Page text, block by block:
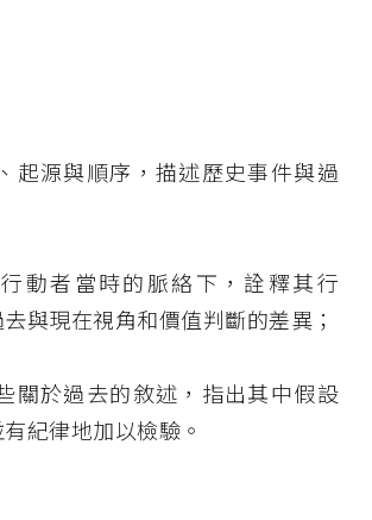
起源與順序，描述歷史事件與過
動者當時的脈絡下，詮釋其行
與現在視角和價值判斷的差異；
關於過去的敘述，指出其中假設
紀律地加以檢驗 。